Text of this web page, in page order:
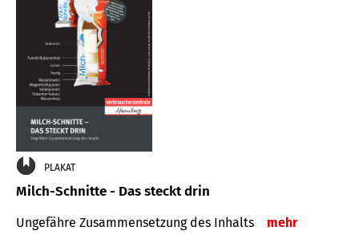
PLAKAT
Milch-Schnitte - Das steckt drin
Ungefähre Zu­sammen­setzung des Inhalts mehr